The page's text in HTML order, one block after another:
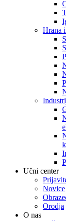
Hrana
Učni center
Novice
Orodja
O nas